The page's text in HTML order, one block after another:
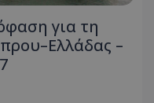
για τη
–